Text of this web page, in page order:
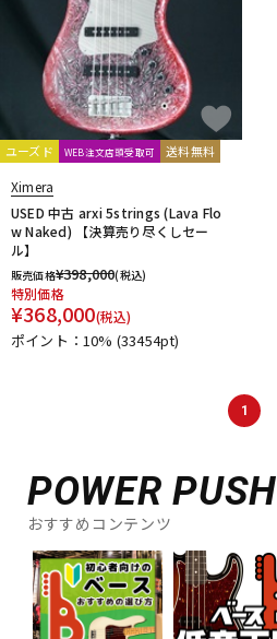
キーボード
管楽器
アンプ
DJ機器
中古
ユーズド WEB注文店頭受取可 送料無料
Ximera
USED 中古 arxi 5strings (Lava Flo
w Naked) 【決算売り尽くしセー
ル】
販売価格¥398,000(税込)
特別価格
¥368,000(税込)
ポイント：10% (33454pt)
1
POWER PUSH
おすすめコンテンツ